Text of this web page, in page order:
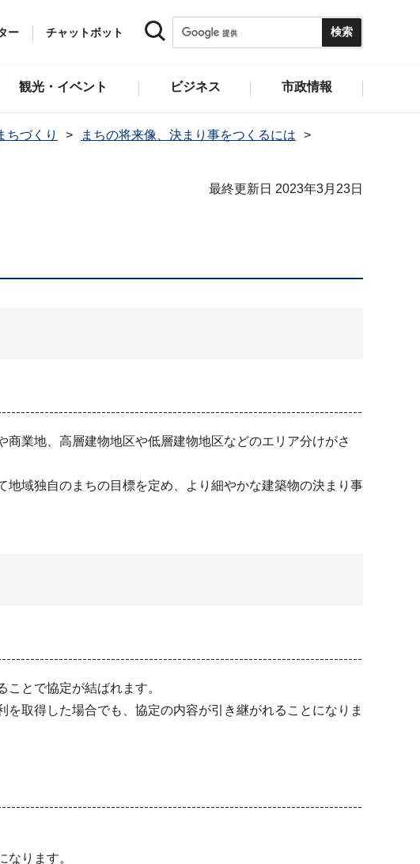
ー チャットボット
観光・イベント ビジネス 市政情報
ちづくり
まちの将来像、決まり事をつくるには
最終更新日 2023年3月23日
業地、高層建物地区や低層建物地区などのエリア分けがさ
域独自のまちの目標を定め、より細やかな建築物の決まり事
とで協定が結ばれます。
取得した場合でも、協定の内容が引き継がれることになりま
ります。